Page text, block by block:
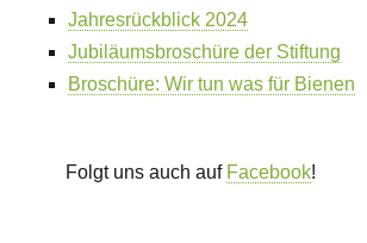
Jahresrückblick 2024
Jubiläumsbroschüre der Stiftung
Broschüre: Wir tun was für Bienen
Folgt uns auch auf Facebook!